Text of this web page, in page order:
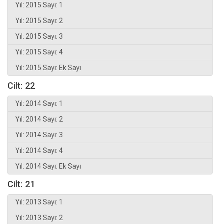
Yıl: 2015 Sayı: 1
Yıl: 2015 Sayı: 2
Yıl: 2015 Sayı: 3
Yıl: 2015 Sayı: 4
Yıl: 2015 Sayı: Ek Sayı
Cilt: 22
Yıl: 2014 Sayı: 1
Yıl: 2014 Sayı: 2
Yıl: 2014 Sayı: 3
Yıl: 2014 Sayı: 4
Yıl: 2014 Sayı: Ek Sayı
Cilt: 21
Yıl: 2013 Sayı: 1
Yıl: 2013 Sayı: 2